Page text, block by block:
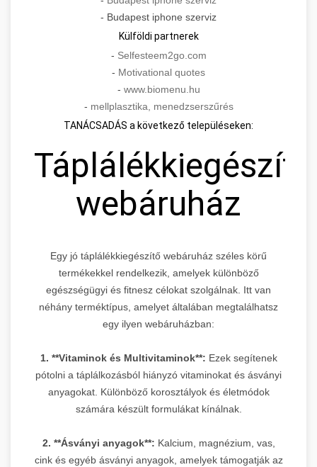
- Budapest iphone szerviz
Külföldi partnerek
- Selfesteem2go.com
- Motivational quotes
- www.biomenu.hu
- mellplasztika, menedzserszűrés
TANÁCSADÁS a következő településeken:
Táplálékkiegészítő
webáruház
Egy jó táplálékkiegészítő webáruház széles körű
termékekkel rendelkezik, amelyek különböző
egészségügyi és fitnesz célokat szolgálnak. Itt van
néhány terméktípus, amelyet általában megtalálhatsz
egy ilyen webáruházban:
1. **Vitaminok és Multivitaminok**: Ezek segítenek
pótolni a táplálkozásból hiányzó vitaminokat és ásványi
anyagokat. Különböző korosztályok és életmódok
számára készült formulákat kínálnak.
2. **Ásványi anyagok**: Kalcium, magnézium, vas,
cink és egyéb ásványi anyagok, amelyek támogatják az